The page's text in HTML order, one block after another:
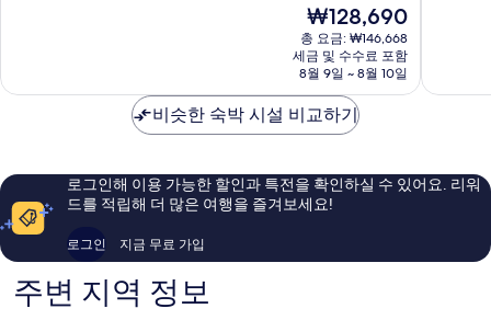
매
해
이
용
315
현
재
요
금
₩128,690
₩128,690
총 요금: ₩146,668
세금 및 수수료 포함
8월 9일 ~ 8월 10일
Chi
최
이
용
비슷한 숙박 시설 비교하기
로그인해 이용 가능한 할인과 특전을 확인하실 수 있어요. 리워
드를 적립해 더 많은 여행을 즐겨보세요!
로그인 지금 무료 가입
주변 지역 정보